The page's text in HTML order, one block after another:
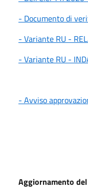
- Documento di
- Variante RU -
- Variante RU -
- Avviso
Aggiornamento